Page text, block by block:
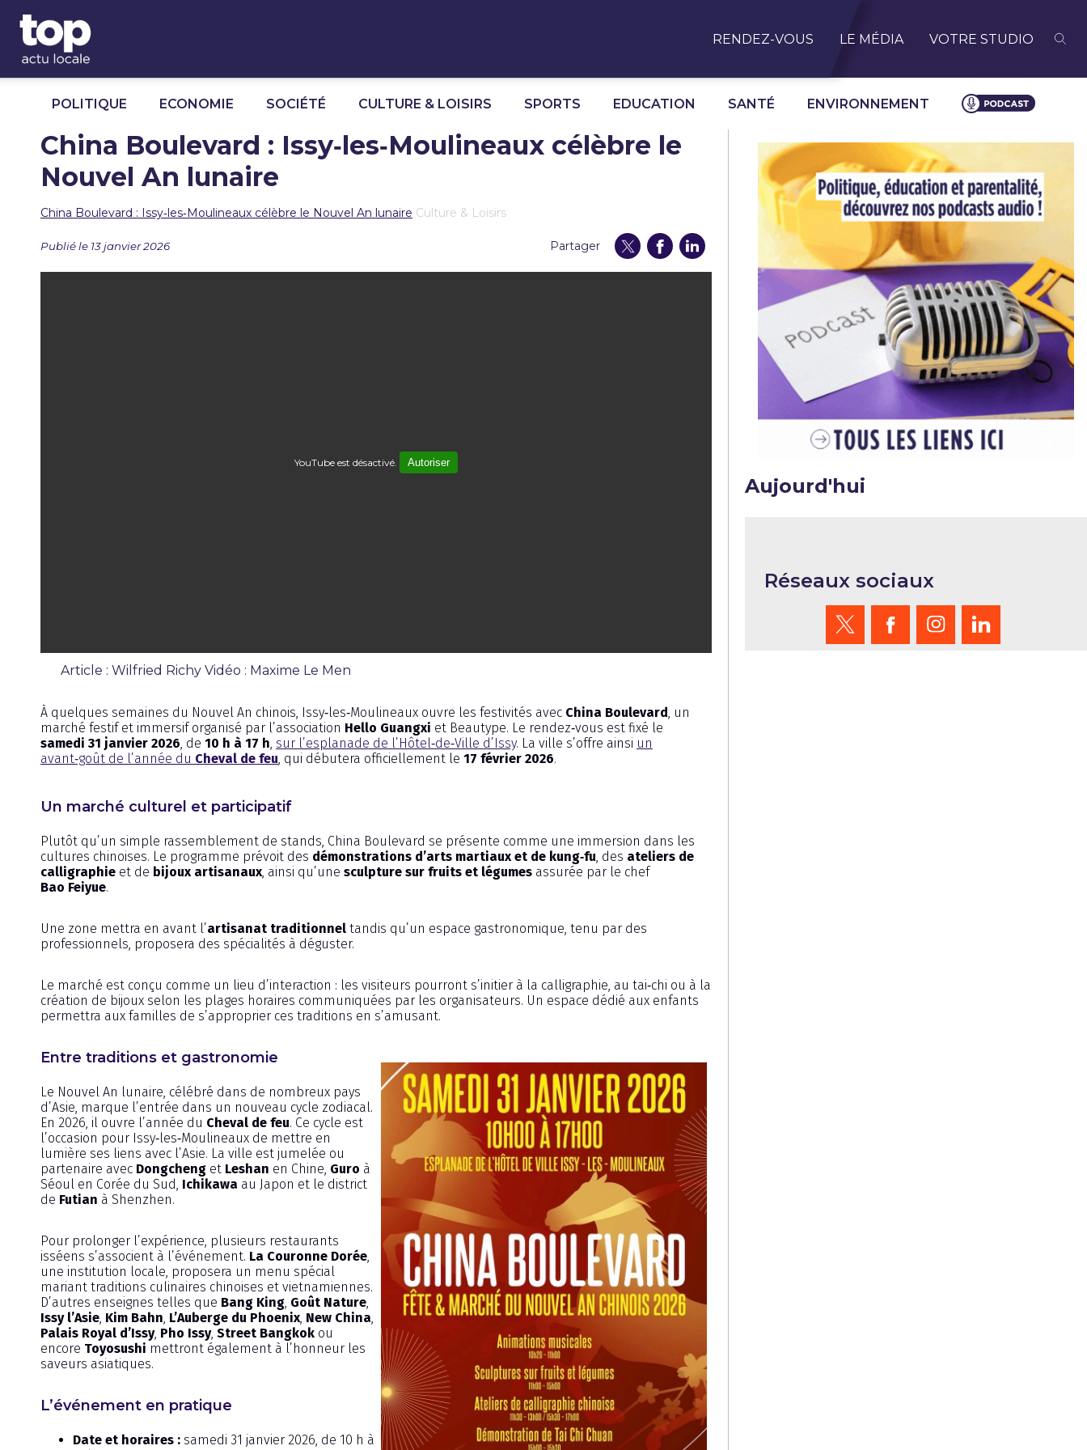
RENDEZ-VOUS LE MÉDIA VOTRE STUDIO
POLITIQUE ECONOMIE SOCIÉTÉ CULTURE & LOISIRS SPORTS EDUCATION SANTÉ ENVIRONNEMENT
China Boulevard : Issy‑les‑Moulineaux célèbre le
Nouvel An lunaire
China Boulevard : Issy‑les‑Moulineaux célèbre le Nouvel An lunaire Culture & Loisirs
Publié le 13 janvier 2026 Partager
YouTube est désactivé. Autoriser
Article : Wilfried Richy Vidéo : Maxime Le Men
À quelques semaines du Nouvel An chinois, Issy‑les‑Moulineaux ouvre les festivités avec China Boulevard, un
marché festif et immersif organisé par l’association Hello Guangxi et Beautype. Le rendez‑vous est fixé le
samedi 31 janvier 2026, de 10 h à 17 h, sur l’esplanade de l’Hôtel‑de‑Ville d’Issy. La ville s’offre ainsi un
avant‑goût de l’année du Cheval de feu, qui débutera officiellement le 17 février 2026.
Un marché culturel et participatif
Plutôt qu’un simple rassemblement de stands, China Boulevard se présente comme une immersion dans les
cultures chinoises. Le programme prévoit des démonstrations d’arts martiaux et de kung‑fu, des ateliers de
calligraphie et de bijoux artisanaux, ainsi qu’une sculpture sur fruits et légumes assurée par le chef
Bao Feiyue.
Une zone mettra en avant l’artisanat traditionnel tandis qu’un espace gastronomique, tenu par des
professionnels, proposera des spécialités à déguster.
Le marché est conçu comme un lieu d’interaction : les visiteurs pourront s’initier à la calligraphie, au tai‑chi ou à la
création de bijoux selon les plages horaires communiquées par les organisateurs. Un espace dédié aux enfants
permettra aux familles de s’approprier ces traditions en s’amusant.
Entre traditions et gastronomie
Le Nouvel An lunaire, célébré dans de nombreux pays
d’Asie, marque l’entrée dans un nouveau cycle zodiacal.
En 2026, il ouvre l’année du Cheval de feu. Ce cycle est
l’occasion pour Issy‑les‑Moulineaux de mettre en
lumière ses liens avec l’Asie. La ville est jumelée ou
partenaire avec Dongcheng et Leshan en Chine, Guro à
Séoul en Corée du Sud, Ichikawa au Japon et le district
de Futian à Shenzhen.
Pour prolonger l’expérience, plusieurs restaurants
isséens s’associent à l’événement. La Couronne Dorée,
une institution locale, proposera un menu spécial
mariant traditions culinaires chinoises et vietnamiennes.
D’autres enseignes telles que Bang King, Goût Nature,
Issy l’Asie, Kim Bahn, L’Auberge du Phoenix, New China,
Palais Royal d’Issy, Pho Issy, Street Bangkok ou
encore Toyosushi mettront également à l’honneur les
saveurs asiatiques.
L’événement en pratique
Date et horaires : samedi 31 janvier 2026, de 10 h à
Aujourd'hui
Réseaux sociaux